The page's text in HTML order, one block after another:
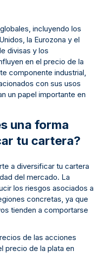
incluyendo los
la Eurozona y el
divisas y los
en el precio de la
componente industrial,
con sus usos
un papel importante en
una forma
tu cartera?
a diversificar tu cartera
del mercado. La
los riesgos asociados a
concretas, ya que
tienden a comportarse
de las acciones
precio de la plata en